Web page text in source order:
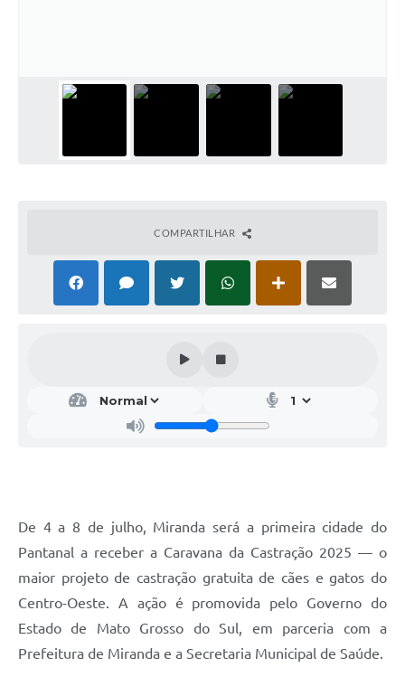
COMPARTILHAR
De 4 a 8 de julho, Miranda será a primeira cidade do
Pantanal a receber a Caravana da Castração 2025 — o
maior projeto de castração gratuita de cães e gatos do
Centro-Oeste. A ação é promovida pelo Governo do
Estado de Mato Grosso do Sul, em parceria com a
Prefeitura de Miranda e a Secretaria Municipal de Saúde.